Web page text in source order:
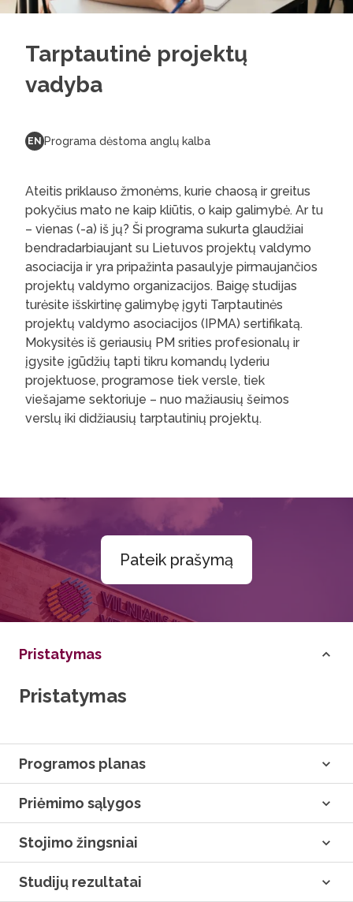
Tarptautinė projektų
vadyba
EN Programa dėstoma anglų kalba
Ateitis priklauso žmonėms, kurie chaosą ir greitus
pokyčius mato ne kaip kliūtis, o kaip galimybė. Ar tu
– vienas (-a) iš jų? Ši programa sukurta glaudžiai
bendradarbiaujant su Lietuvos projektų valdymo
asociacija ir yra pripažinta pasaulyje pirmaujančios
projektų valdymo organizacijos. Baigę studijas
turėsite išskirtinę galimybę įgyti Tarptautinės
projektų valdymo asociacijos (IPMA) sertifikatą.
Mokysitės iš geriausių PM srities profesionalų ir
įgysite įgūdžių tapti tikru komandų lyderiu
projektuose, programose tiek versle, tiek
viešajame sektoriuje – nuo mažiausių šeimos
verslų iki didžiausių tarptautinių projektų.
Pateik prašymą
Pristatymas
Pristatymas
Programos planas
Priėmimo sąlygos
Stojimo žingsniai
Studijų rezultatai